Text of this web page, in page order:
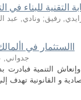
التقنية للبناء
رفيق; ونادي, عبد
االستثمار في
جدواني,
التنمية فبادرت